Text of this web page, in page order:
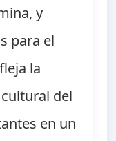
y
para el
la
del
en un